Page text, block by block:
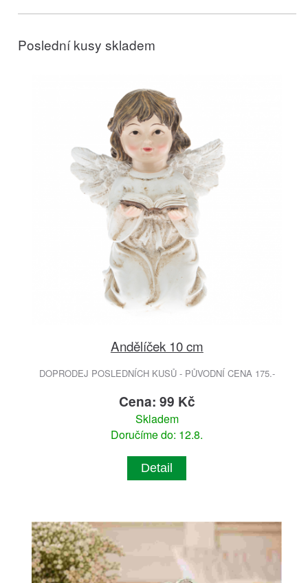
Poslední kusy skladem
Andělíček 10 cm
DOPRODEJ POSLEDNÍCH KUSŮ - PŮVODNÍ CENA 175.-
Cena: 99 Kč
Skladem
Doručíme do: 12.8.
Detail